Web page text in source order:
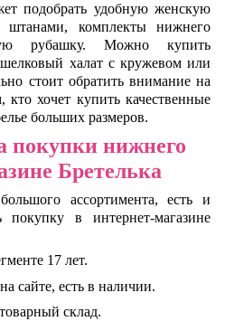
подобрать удобную женскую
комплекты нижнего
рубашку. Можно купить
халат с кружевом или
стоит обратить внимание на
кто хочет купить качественные
больших размеров.
покупки нижнего
Бретелька
ассортимента, есть и
покупку в интернет-магазине
17 лет.
сайте, есть в наличии.
склад.